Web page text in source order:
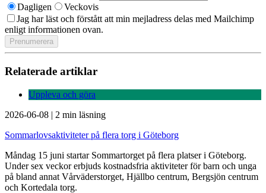
Dagligen
Veckovis
Jag har läst och förstått att min mejladress delas med Mailchimp
enligt informationen ovan.
Relaterade artiklar
Uppleva och göra
2026-06-08 | 2 min läsning
Sommarlovsaktiviteter på flera torg i Göteborg
Måndag 15 juni startar Sommartorget på flera platser i Göteborg.
Under sex veckor erbjuds kostnadsfria aktiviteter för barn och unga
på bland annat Vårväderstorget, Hjällbo centrum, Bergsjön centrum
och Kortedala torg.